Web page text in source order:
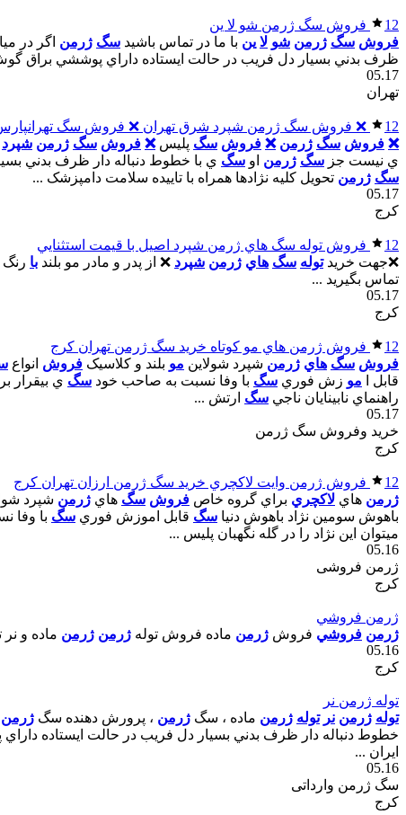
12
فروش سگ ژرمن شو لا ين
فروش سگ ژرمن شو لا ين با ما در تماس باشيد سگ ژرمن اگر در
ظرف بدني بسيار دل فريب در حالت ايستاده داراي پوششي براق
05.17
تهران
12
❌ فروش سگ ژرمن شپرد شرق تهران ❌ فروش سگ
❌ فروش سگ ژرمن ❌ فروش سگ پليس❌ فروش سگ ژرمن شپرد
ي نيست جز سگ ژرمن او سگ ي با خطوط دنباله دار ظرف بدني
سگ ژرمن تحويل کليه نژادها همراه با تاييده سلامت دامپزشک ...
05.17
کرج
12
فروش توله سگ هاي ژرمن شپرد اصيل با قيمت استثنايي
❌جهت خريدتوله سگ هاي ژرمن شپرد ❌ از پدر و مادر مو بلند با
تماس بگيريد ...
05.17
کرج
12
فروش ژرمن هاي مو کوتاه خريد سگ ژرمن تهران کرج
فروش سگ هاي ژرمن شپرد شولاين مو بلند و کلاسيک فروش انواع
قابل ا مو زش فوري سگ با وفا نسبت به صاحب خود سگ ي بيقرار
راهنماي نابينايان ناجي سگ ارتش ...
05.17
خرید وفروش سگ ژرمن
کرج
12
فروش ژرمن وايت لاکچري خريد سگ ژرمن ارزان تهران کرج
ژرمن هاي لاکچري براي گروه خاص فروش سگ هاي ژرمن شپرد
باهوش سومين نژاد باهوش دنيا سگ قابل اموزش فوري سگ با وفا
ميتوان اين نژاد را در گله نگهبان پليس ...
05.16
ژرمن فروشی
کرج
ژرمن فروشي
ژرمن فروشي فروش ژرمن ماده فروش توله ژرمن ژرمن ماده و نر
05.16
کرج
توله ژرمن نر
توله ژرمن نر توله ژرمن ماده ، سگ ژرمن ، پرورش دهنده سگ ژرمن
خطوط دنباله دار ظرف بدني بسيار دل فريب در حالت ايستاده
ايران ...
05.16
سگ ژرمن وارداتی
کرج